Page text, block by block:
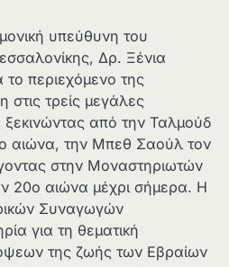
υπεύθυνη του
Δρ. Ξένια
το περιεχόμενο της
τρείς μεγάλες
από την Ταλμούδ
αιώνα, την Μπεθ Σαούλ τον
στην Μοναστηριωτών
20ο αιώνα μέχρι σήμερα. Η
Συναγωγών
για τη θεματική
της ζωής των Εβραίων